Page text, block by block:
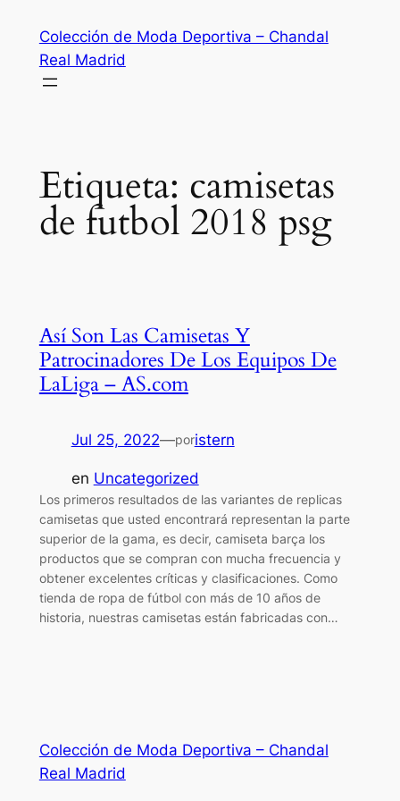
contenido
Colección de Moda Deportiva – Chandal
Real Madrid
Etiqueta: camisetas
de futbol 2018 psg
Así Son Las Camisetas Y
Patrocinadores De Los Equipos De
LaLiga – AS.com
Jul 25, 2022—poristern
en Uncategorized
Los primeros resultados de las variantes de replicas
camisetas que usted encontrará representan la parte
superior de la gama, es decir, camiseta barça los
productos que se compran con mucha frecuencia y
obtener excelentes críticas y clasificaciones. Como
tienda de ropa de fútbol con más de 10 años de
historia, nuestras camisetas están fabricadas con…
Colección de Moda Deportiva – Chandal
Real Madrid